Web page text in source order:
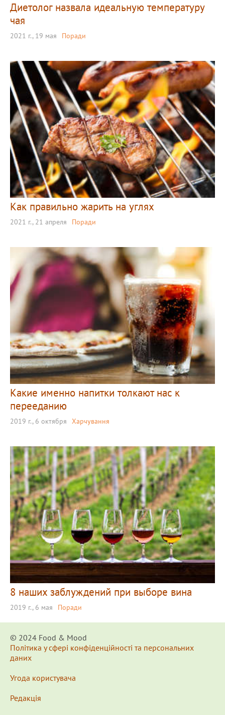
Диетолог назвала идеальную температуру
чая
2021 г., 19 мая Поради
Как правильно жарить на углях
2021 г., 21 апреля Поради
Какие именно напитки толкают нас к
перееданию
2019 г., 6 октября Харчування
8 наших заблуждений при выборе вина
2019 г., 6 мая Поради
© 2024 Food & Мood
Політика у сфері конфіденційності та персональних
даних
Угода користувача
Редакція